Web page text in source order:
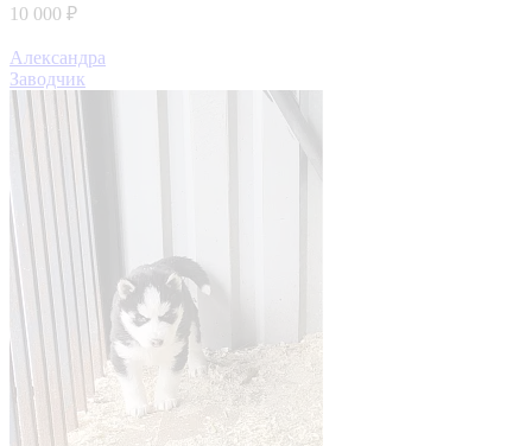
10 000 ₽
Александра
Заводчик